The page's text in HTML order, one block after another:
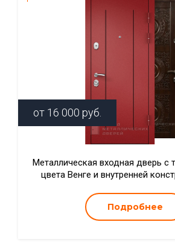
от 16 000 руб.
Металлическая входная дверь с
цвета Венге и внутренней
Подробнее